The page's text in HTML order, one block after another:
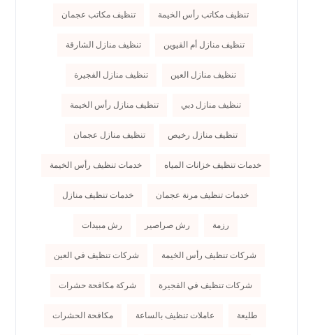
تنظيف مكاتب رأس الخيمة تنظيف مكاتب عجمان
تنظيف منازل أم القيوين تنظيف منازل الشارقة
تنظيف منازل العين تنظيف منازل الفجيرة
تنظيف منازل دبي تنظيف منازل رأس الخيمة
تنظيف منازل رخيص تنظيف منازل عجمان
خدمات تنظيف خزانات المياه خدمات تنظيف رأس الخيمة
خدمات تنظيف مرنة عجمان خدمات تنظيف منازل
رزمة رش صراصير رش مبيدات
شركات تنظيف رأس الخيمة شركات تنظيف في العين
شركات تنظيف في الفجيرة شركة مكافحة حشرات
طليعة عاملات تنظيف بالساعة مكافحة الحشرات